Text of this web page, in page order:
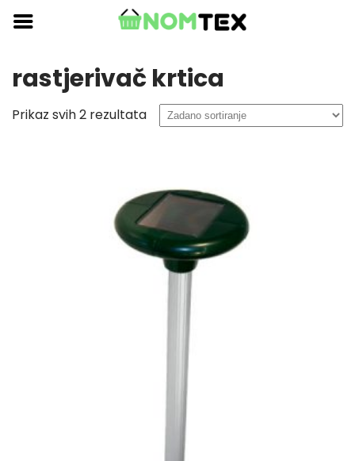
Skip
content
rastjerivač krtica
Prikaz svih 2 rezultata